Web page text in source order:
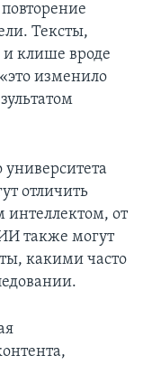
Тексты,
клише вроде
изменило
отличить
интеллектом, от
также могут
какими часто